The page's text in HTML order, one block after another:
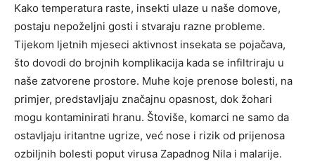
Kako temperatura raste, insekti ulaze u naše domove,
postaju nepoželjni gosti i stvaraju razne probleme.
Tijekom ljetnih mjeseci aktivnost insekata se pojačava,
što dovodi do brojnih komplikacija kada se infiltriraju u
naše zatvorene prostore. Muhe koje prenose bolesti, na
primjer, predstavljaju značajnu opasnost, dok žohari
mogu kontaminirati hranu. Štoviše, komarci ne samo da
ostavljaju iritantne ugrize, već nose i rizik od prijenosa
ozbiljnih bolesti poput virusa Zapadnog Nila i malarije.